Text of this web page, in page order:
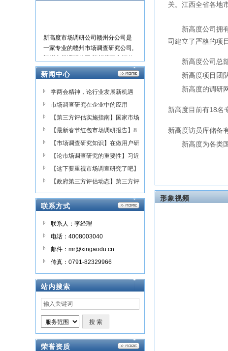
新高度市场调研公司赣州分公司是
一家专业的赣州市场调查研究公司,
赣州市场调研公司,赣州第三方评估
机构,赣州神秘顾客暗访公司,主营:江
西赣州地区商圈调研;消费者调研;满
政府第三方评估;神秘顾客等调研业
务,咨询热线:4008003040
新闻中心
学两会精神，论行业发展新机遇
——TPAC-CAMIR线上交流会
市场调查研究在企业中的应用
【第三方评估实施指南】国家市场
监管总局最新发布
【最新春节红包市场调研报告】8
5后压岁钱负担最重！
【市场调查研究知识】在做用户研
究时，大数据+小数据=？
【论市场调查研究的重要性】习近
平总书记调查研究的“五字诀”
【这下要重视市场调查研究了吧】
习近平强调大兴调查研究之风
【政府第三方评估动态】第三方评
估与交叉考核，细数脱贫攻坚两种
重点考核的不同！
联系方式
联系人：李经理
电话：4008003040
邮件：mr@xingaodu.cn
传真：0791-82329966
站内搜索
荣誉资质
关。江西全省各地
新高度公司拥有
司建立了严格的项
新高度公司总
新高度项目团队
新高度的调研网
新高度目前有18名
新高度访员库储备
新高度为各类国
形象视频